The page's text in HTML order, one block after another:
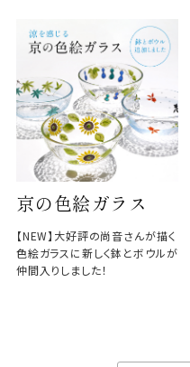
京の色絵ガラス
【NEW】大好評の尚音さんが描く
色絵ガラスに新しく鉢とボウルが
仲間入りしました！